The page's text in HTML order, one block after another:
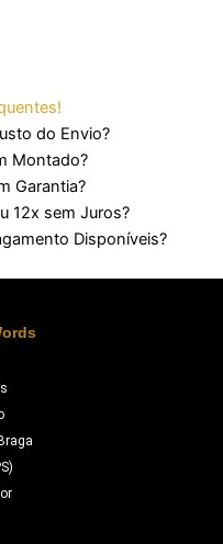
do Envio?
Montado?
Garantia?
12x sem Juros?
Disponíveis?